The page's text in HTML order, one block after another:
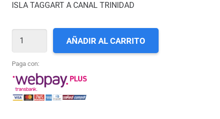
ISLA TAGGART A CANAL TRINIDAD
N°
9920
ISLA
AÑADIR AL CARRITO
Paga con: